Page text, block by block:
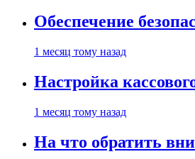
Обеспечение
1 месяц тому назад
Настройка
1 месяц тому назад
На что обратить